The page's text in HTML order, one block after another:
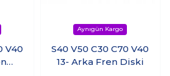
V40
S40 V50 C30 C70 V40
13- Arka Fren Diski